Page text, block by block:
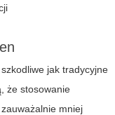
jak tradycyjne
że stosowanie
zauważalnie mniej